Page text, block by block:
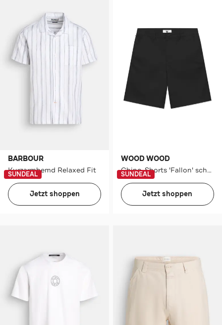
BARBOUR
Kurzarmhemd Relaxed Fit
SUNDEAL
Jetzt shoppen
WOOD WOOD
Chino-Shorts 'Fallon' schwarz
SUNDEAL
Jetzt shoppen